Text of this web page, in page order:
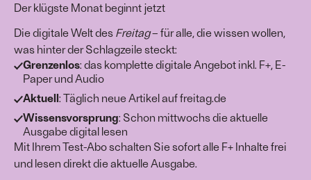
Der klügste Monat beginnt jetzt
Die digitale Welt des Freitag– für alle, die wissen wollen,
was hinter der Schlagzeile steckt:
Grenzenlos: das komplette digitale Angebot inkl. F+, E-
Paper und Audio
Aktuell: Täglich neue Artikel auf freitag.de
Wissensvorsprung: Schon mittwochs die aktuelle
Ausgabe digital lesen
Mit Ihrem Test-Abo schalten Sie sofort alle F+ Inhalte frei
und lesen direkt die aktuelle Ausgabe.